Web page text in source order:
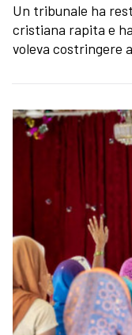
Un tribunale ha
cristiana rapita e ha
voleva costringere